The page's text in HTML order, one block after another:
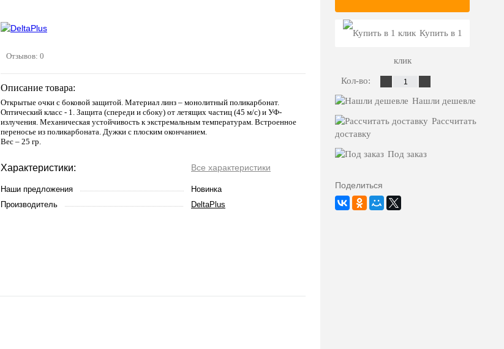
Отзывов: 0
Описание товара:
Открытые очки с боковой защитой. Материал линз – монолитный поликарбонат.
Оптический класс - 1. Защита (спереди и сбоку) от летящих частиц (45 м/с) и УФ-
излучения. Механическая устойчивость к экстремальным температурам. Встроенное
переносье из поликарбоната. Дужки с плоским окончанием.
Вес – 25 гр.
Характеристики: Все характеристики
Наши предложения
Новинка
Производитель
DeltaPlus
Купить в 1
клик
Кол-во:
Нашли дешевле
Рассчитать
доставку
Под заказ
Поделиться